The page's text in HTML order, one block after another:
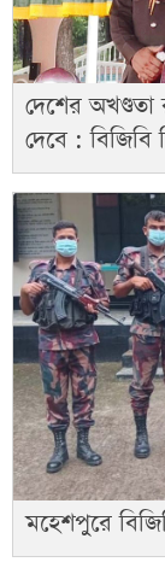
দেশের
দেবে : বিজিবি
মহেশপুরে